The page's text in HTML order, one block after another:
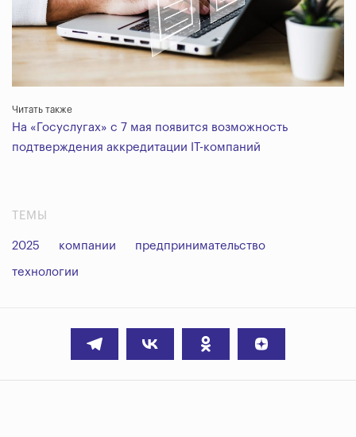
Читать также
На «Госуслугах» с 7 мая появится возможность
подтверждения аккредитации IT-компаний
ТЕМЫ
2025 компании предпринимательство
технологии